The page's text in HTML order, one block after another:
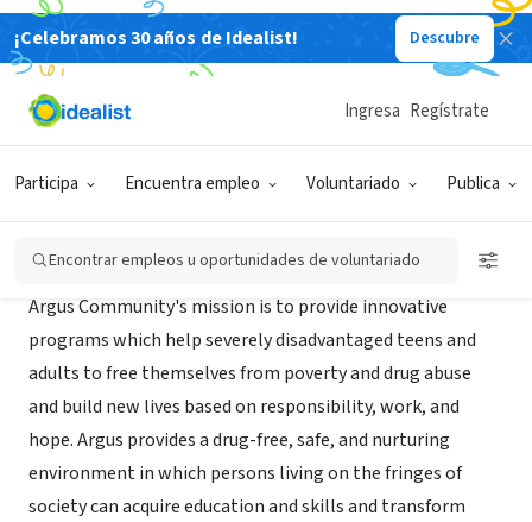
¡Celebramos 30 años de Idealist! Descubre
Participa Encuentra empleo Voluntariado Publica
Ingresa Regístrate
Encontrar empleos u oportunidades de voluntariado
CONSULTOR TERCER SECTOR
Argus Community, Inc.
Argus Community's mission is to provide innovative
programs which help severely disadvantaged teens and
adults to free themselves from poverty and drug abuse
and build new lives based on responsibility, work, and
hope. Argus provides a drug-free, safe, and nurturing
environment in which persons living on the fringes of
society can acquire education and skills and transform